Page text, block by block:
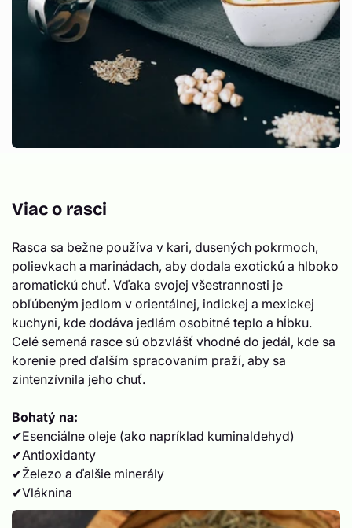
Viac o rasci
Rasca sa bežne používa v kari, dusených pokrmoch,
polievkach a marinádach, aby dodala exotickú a hlboko
aromatickú chuť. Vďaka svojej všestrannosti je
obľúbeným jedlom v orientálnej, indickej a mexickej
kuchyni, kde dodáva jedlám osobitné teplo a hĺbku.
Celé semená rasce sú obzvlášť vhodné do jedál, kde sa
korenie pred ďalším spracovaním praží, aby sa
zintenzívnila jeho chuť.
Bohatý na:
✔Esenciálne oleje (ako napríklad kuminaldehyd)
✔Antioxidanty
✔Železo a ďalšie minerály
✔Vláknina